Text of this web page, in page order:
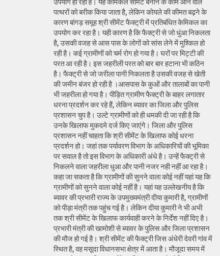
पत्थरों को बरीक किया जाता है, लेकिन कोयले की कीमत बढ़ने के
कारण बांगड़ समूह श्री सीमेंट फैक्ट्री में प्रतिबंधित केमिकल का
उपयोग कर रहा है। यही कारण है कि फैक्ट्री से जो धुंआ निकलता
है, उसकी वजह से आस पास के लोगों को सांस लेने में मुश्किल हो
रही है। कई ग्रामीणों को चर्म रोग हो गया है। घरों पर मिट्टी की
परत आ रही है। इस जहरीली परत को बार बार हटाना भी कठिन
है। फैक्ट्री से जो जरीला पानी निकलता है उसकी वजह से खेती
की जमीन बंजर हो रही है ।आसपास के कुओं और तालाबों का पानी
भी जहरीला हो गया है। पीड़ित ग्रामीण फैक्ट्री के बाहर लगातार
धरना प्रदर्शन कर रहे हैं, लेकिन ब्यावर का जिला और पुलिस
प्रशासन चुप है। उल्टे ग्रामीणों को ही धमकी दी जा रही है कि
उनके खिलाफ मुकदमे दर्ज किए जाएंगे। जिला और पुलिस
प्रशासन नहीं चाहता कि श्री सीमेंट के खिलाफ कोई धरना
प्रदर्शन हो। जहां तक पर्यावरण विभाग के अधिकारियों की भूमिका
पर सवाल है तो इस विभाग के अधिकारी अंधे है। उन्हें फैक्ट्री से
निकलने वाला जहरीला धुआ और पानी नजर नही नहीं आ रहा है।
कहा जा सकता है कि ग्रामीणों की सुनने वाला कोई नहीं यहां यह कि
ग्रामीणों को सुनने वाला कोई नहीं है। यहां यह उल्लेखनीय है कि
ब्यावर की प्रभारी राज्य के उपमुख्यमंत्री दीया कुमारी है, ग्रामीणों
को पीड़ा मंत्री तक पहुंच गई है। लेकिन दीया कुमारी ने भी अभी
तक श्री सीमेंट के खिलाफ कार्यवाही करने के निर्देश नहीं दिए है।
प्रभारी मंत्री की खामोशी से ब्यावर के पुलिस और जिला प्रशासन
की मौज हो गई है। श्री सीमेंट की फैक्ट्री जिस अंधेरी देवरी गांव में
स्थित है, वह मसूदा विधानसभा क्षेत्र में आता है। मौजूदा समय में